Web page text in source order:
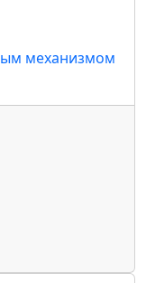
механизмом